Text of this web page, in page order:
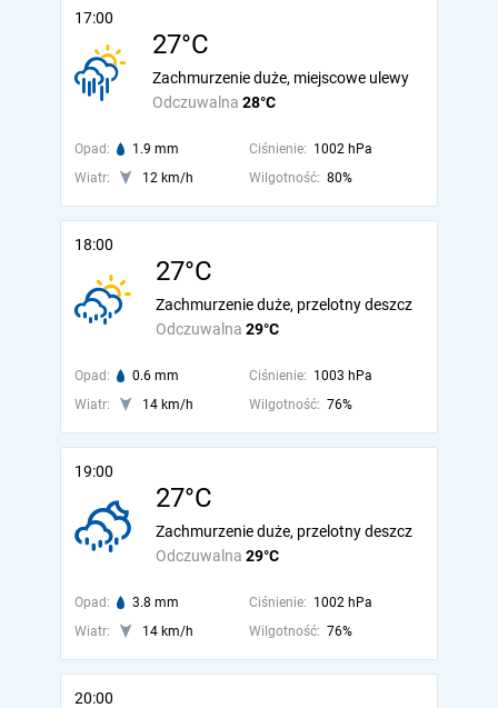
17:00
27°C
Odczuwalna 28°C
Zachmurzenie duże, miejscowe ulewy
Opad: 1.9 mm Ciśnienie: 1002 hPa
Wiatr:
12 km/h Wilgotność: 80%
18:00
27°C
Odczuwalna 29°C
Zachmurzenie duże, przelotny deszcz
Opad: 0.6 mm Ciśnienie: 1003 hPa
Wiatr:
14 km/h Wilgotność: 76%
19:00
27°C
Odczuwalna 29°C
Zachmurzenie duże, przelotny deszcz
Opad: 3.8 mm Ciśnienie: 1002 hPa
Wiatr:
14 km/h Wilgotność: 76%
20:00